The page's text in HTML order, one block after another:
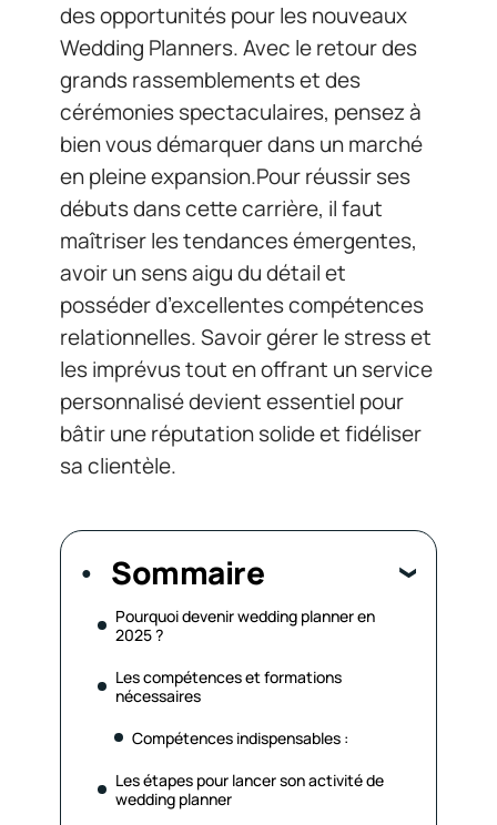
des opportunités pour les nouveaux
Wedding Planners. Avec le retour des
grands rassemblements et des
cérémonies spectaculaires, pensez à
bien vous démarquer dans un marché
en pleine expansion.Pour réussir ses
débuts dans cette carrière, il faut
maîtriser les tendances émergentes,
avoir un sens aigu du détail et
posséder d’excellentes compétences
relationnelles. Savoir gérer le stress et
les imprévus tout en offrant un service
personnalisé devient essentiel pour
bâtir une réputation solide et fidéliser
sa clientèle.
Sommaire
Pourquoi devenir wedding planner en
2025 ?
Les compétences et formations
nécessaires
Compétences indispensables :
Les étapes pour lancer son activité de
wedding planner